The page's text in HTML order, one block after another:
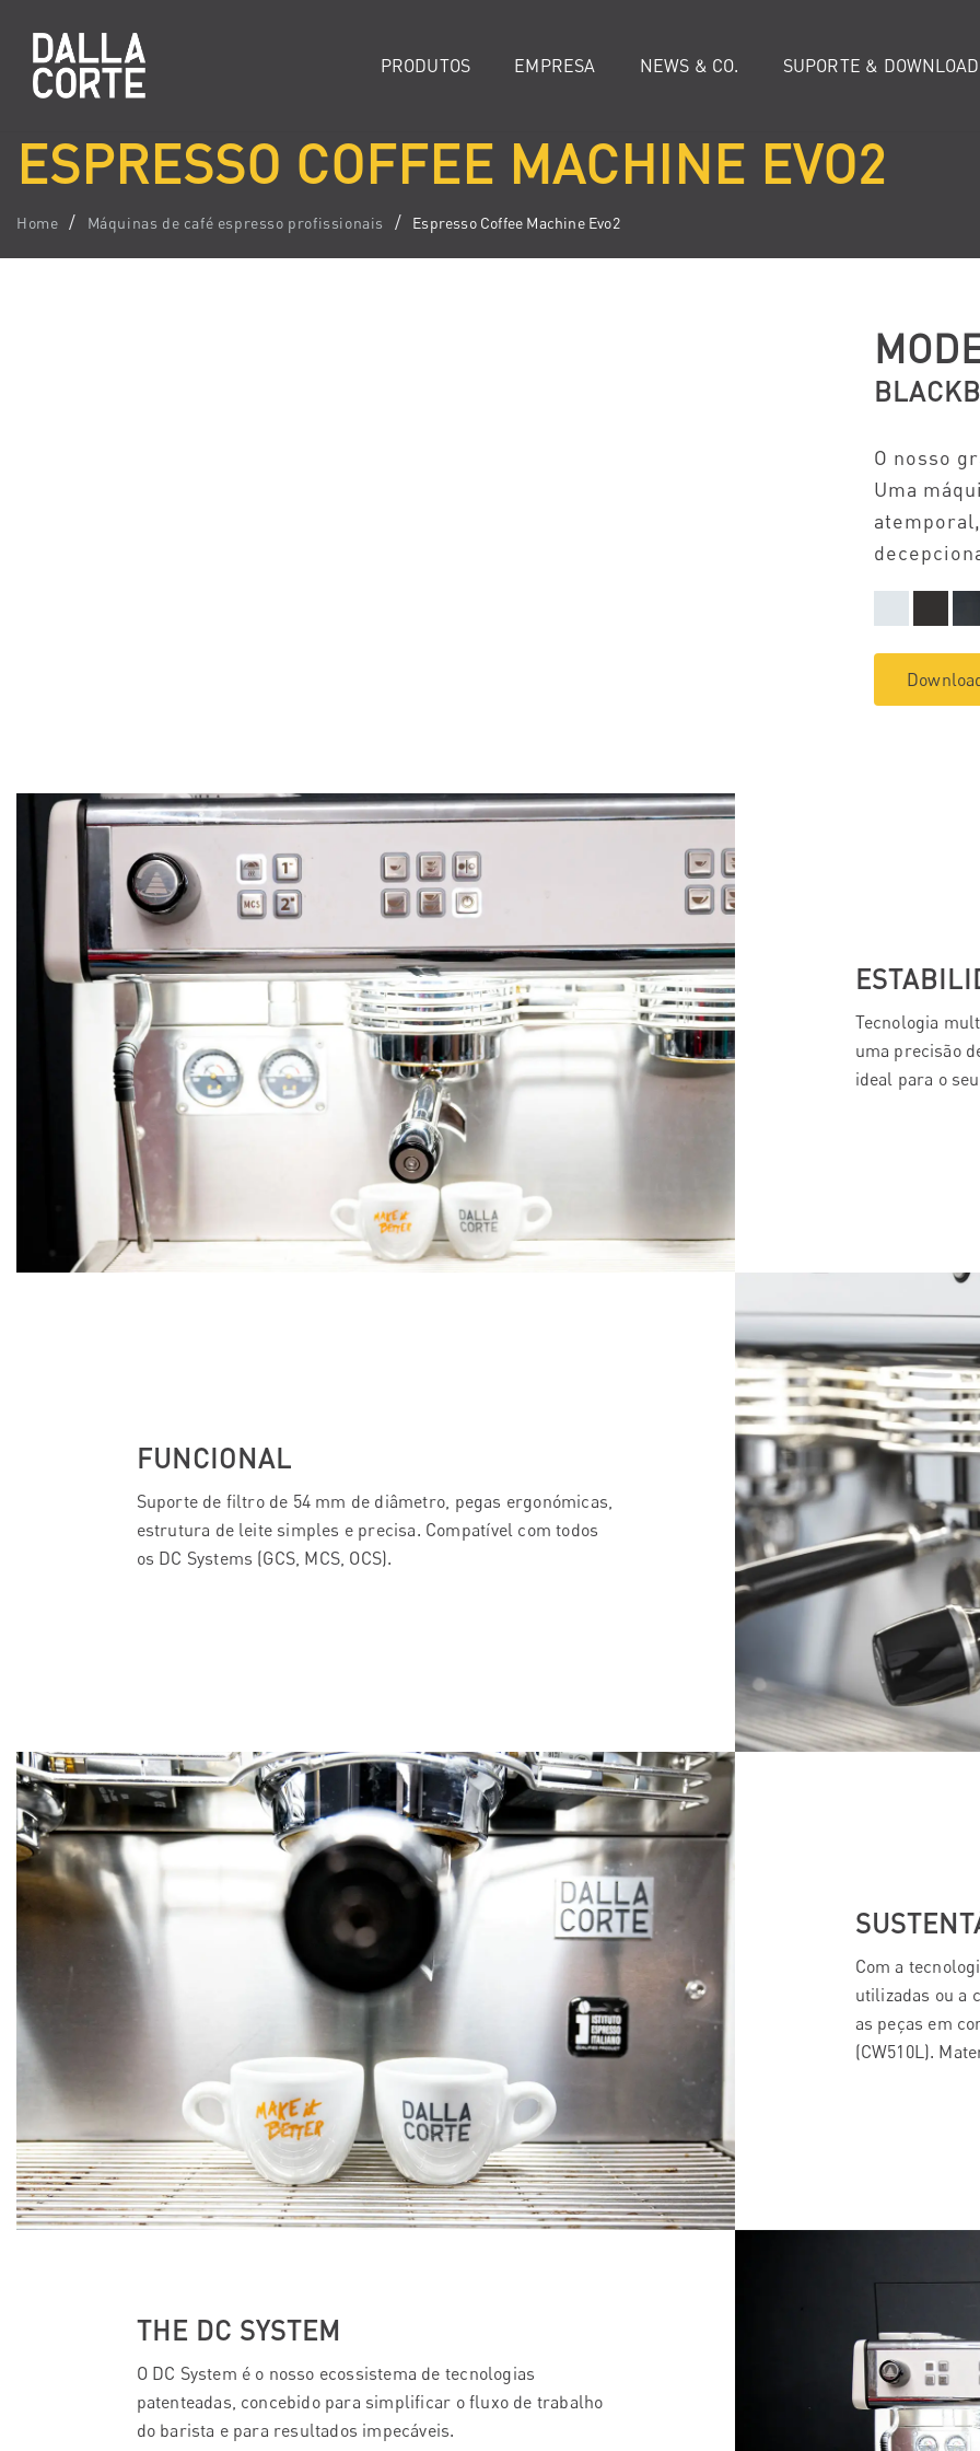
PRODUTOS EMPRESA NEWS & CO. SUPORTE & DOWNLOAD
ESPRESSO COFFEE MACHINE EVO2
Home Máquinas de café espresso profissionais Espresso Coffee Machine Evo2
O nosso
Uma
Tecnologia
uma precisão
ideal para o
FUNCIONAL
Suporte de filtro de 54 mm de diâmetro, pegas ergonómicas,
estrutura de leite simples e precisa. Compatível com todos
os DC Systems (GCS, MCS, OCS).
Com a
utilizadas ou a
as peças em
(CW510L).
THE DC SYSTEM
O DC System é o nosso ecossistema de tecnologias
patenteadas, concebido para simplificar o fluxo de trabalho
do barista e para resultados impecáveis.